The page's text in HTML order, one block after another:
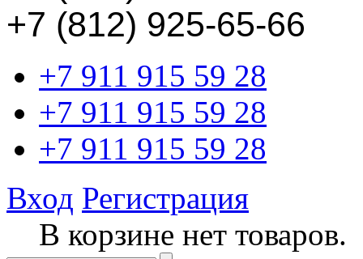
+7 (812) 925-65-66
+7 911 915 59 28
+7 911 915 59 28
+7 911 915 59 28
Вход Регистрация
В корзине нет товаров.